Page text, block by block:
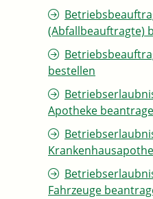
(Abfallbeauftragte)
bestellen
Apotheke
Fahrzeuge